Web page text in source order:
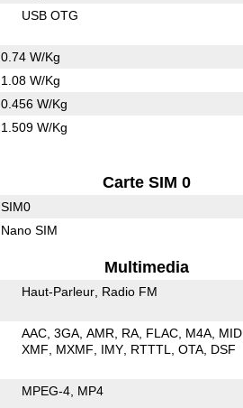
USB OTG
0.74 W/Kg
1.08 W/Kg
0.456 W/Kg
1.509 W/Kg
Carte SIM 0
SIM0
Nano SIM
Multimedia
Haut-Parleur Radio FM
AAC 3GA AMR RA FLAC M4A MID
XMF
MXMF IMY RTTTL OTA DSF
MPEG-4 MP4